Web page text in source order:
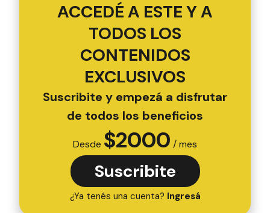
ACCEDÉ A ESTE Y A
TODOS LOS
CONTENIDOS
EXCLUSIVOS
Suscribite y empezá a disfrutar
de todos los beneficios
Desde $2000 / mes
Suscribite
¿Ya tenés una cuenta? Ingresá